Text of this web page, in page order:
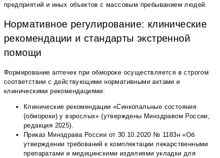
предприятий и иных объектов с массовым пребыванием людей.
Нормативное регулирование: клинические
рекомендации и стандарты экстренной
помощи
Формирование аптечек при обмороке осуществляется в строгом
соответствии с действующими нормативными актами и
клиническими рекомендациями:
Клинические рекомендации «Синкопальные состояния
(обмороки) у взрослых» (утверждены Минздравом России,
редакция 2025).
Приказ Минздрава России от 30.10.2020 № 1183н «Об
утверждении требований к комплектации лекарственными
препаратами и медицинскими изделиями укладки для